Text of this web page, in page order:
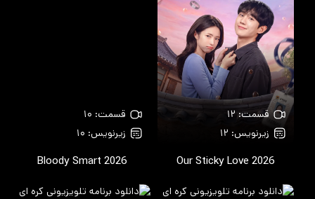
قسمت: ۱۲
زیرنویس: ۱۲
Our Sticky Love 2026
قسمت: ۱۰
زیرنویس: ۱۰
Bloody Smart2026